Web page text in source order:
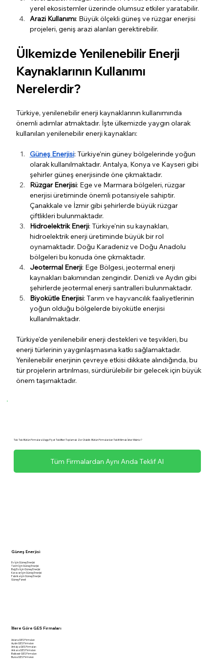
yerel ekosistemler üzerinde olumsuz etkiler yaratabilir.
Arazi Kullanımı: Büyük ölçekli güneş ve rüzgar enerjisi
projeleri, geniş arazi alanları gerektirebilir.
Ülkemizde Yenilenebilir Enerji
Kaynaklarının Kullanımı
Nerelerdir?
Türkiye, yenilenebilir enerji kaynaklarının kullanımında
önemli adımlar atmaktadır. İşte ülkemizde yaygın olarak
kullanılan yenilenebilir enerji kaynakları:
Güneş Enerjisi: Türkiye'nin güney bölgelerinde yoğun
olarak kullanılmaktadır. Antalya, Konya ve Kayseri gibi
şehirler güneş enerjisinde öne çıkmaktadır.
Rüzgar Enerjisi: Ege ve Marmara bölgeleri, rüzgar
enerjisi üretiminde önemli potansiyele sahiptir.
Çanakkale ve İzmir gibi şehirlerde büyük rüzgar
çiftlikleri bulunmaktadır.
Hidroelektrik Enerji: Türkiye'nin su kaynakları,
hidroelektrik enerji üretiminde büyük bir rol
oynamaktadır. Doğu Karadeniz ve Doğu Anadolu
bölgeleri bu konuda öne çıkmaktadır.
Jeotermal Enerji: Ege Bölgesi, jeotermal enerji
kaynakları bakımından zengindir. Denizli ve Aydın gibi
şehirlerde jeotermal enerji santralleri bulunmaktadır.
Biyokütle Enerjisi: Tarım ve hayvancılık faaliyetlerinin
yoğun olduğu bölgelerde biyokütle enerjisi
kullanılmaktadır.
Türkiye'de yenilenebilir enerji destekleri ve teşvikleri, bu
enerji türlerinin yaygınlaşmasına katkı sağlamaktadır.
Yenilenebilir enerjinin çevreye etkisi dikkate alındığında, bu
tür projelerin artırılması, sürdürülebilir bir gelecek için büyük
önem taşımaktadır.
Tek Tek Bütün Firmalara Ulaşıp Fiyat Teklifleri Toplamak Zor Olabilir. Bütün Firmalardan Teklif Almak İster Misiniz?
Tüm Firmalardan Aynı Anda Teklif Al
İllere Göre GES Firmaları
Adana GES Firmaları
Aydın GES Firmaları
Antalya GES Firmaları
Ankara GES Firmaları
Balıkesir GES Firmaları
Bursa GES Firmaları
Güneş Enerjisi
Ev İçin Güneş Enerjisi
Tarım İçin Güneş Enerjisi
Bağ Evi İçin Güneş Enerjisi
Karavan İçin Güneş Enerjisi
Fabrika İçin Güneş Enerjisi
Güneş Paneli